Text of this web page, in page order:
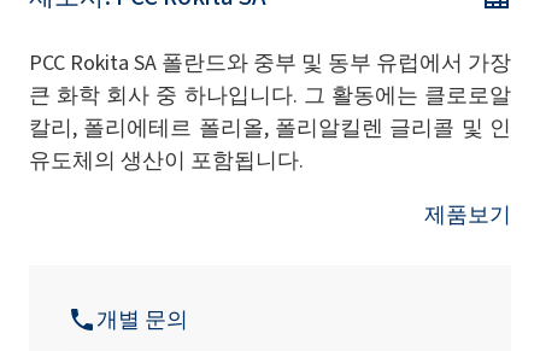
PCC Rokita SA 폴란드와 중부 및 동부 유럽에서 가장
큰 화학 회사 중 하나입니다. 그 활동에는 클로로알
칼리, 폴리에테르 폴리올, 폴리알킬렌 글리콜 및 인
유도체의 생산이 포함됩니다.
제품보기
개별 문의